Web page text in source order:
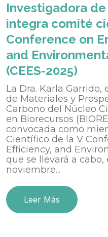
Investigadora de
integra comité
Conference on
and
(CEES-2025)
La Dra. Karla
de Materiales y
Carbono del Núcleo
en Biorecursos
convocada como
Científico de la V
Efficiency, and
que se llevará a cabo,
noviembre...
Leer Más